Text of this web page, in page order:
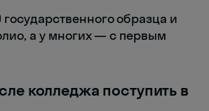
образца и
а у многих — с первым
колледжа поступить в